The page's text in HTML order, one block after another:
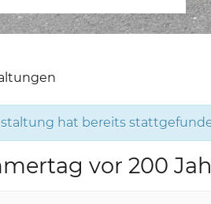
hat bereits
vor 200